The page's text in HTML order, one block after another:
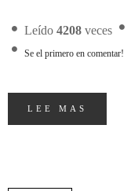
Leído 4208 veces
Se el primero en comentar!
LEE MAS